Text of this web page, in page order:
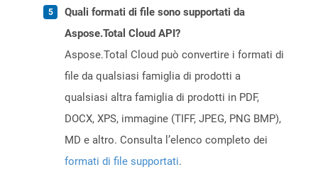
Quali formati di file sono supportati da
Aspose.Total Cloud API?
Aspose.Total Cloud può convertire i formati di
file da qualsiasi famiglia di prodotti a
qualsiasi altra famiglia di prodotti in PDF,
DOCX, XPS, immagine (TIFF, JPEG, PNG BMP),
MD e altro. Consulta l’elenco completo dei
formati di file supportati.